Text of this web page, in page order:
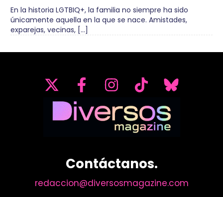
En la historia LGTBIQ+, la familia no siempre ha sido
únicamente aquella en la que se nace. Amistades,
exparejas, vecinas, […]
Contáctanos.
redaccion@diversosmagazine.com